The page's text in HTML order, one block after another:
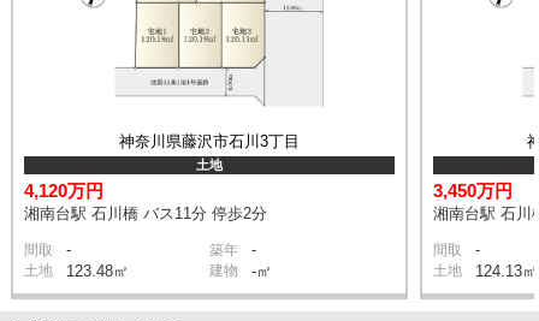
神奈川県藤沢市石川3丁目
土地
4,120万円
湘南台駅 石川橋 バス11分 停歩2分
間取 - 築年 -
土地 123.48㎡ 建物 -㎡
3,450万円
湘南台駅 石川
間取 -
土地 124.13㎡